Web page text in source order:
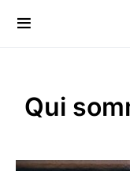
Qui